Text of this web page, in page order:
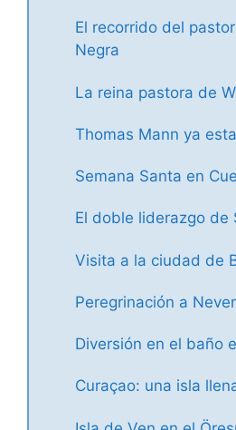
El recorrido del
Negra
La reina pastora de
Thomas Mann ya
Semana Santa en
El doble liderazgo de
Visita a la ciudad de
Peregrinación a
Diversión en el baño
Curaçao: una isla